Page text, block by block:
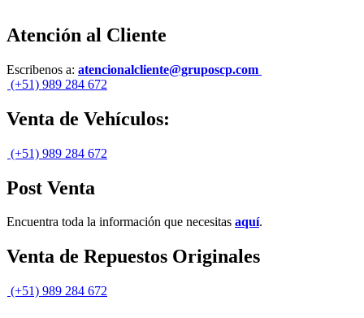
Atención al Cliente
Escribenos a: atencionalcliente@gruposcp.com
(+51) 989 284 672
Venta de Vehículos:
(+51) 989 284 672
Post Venta
Encuentra toda la información que necesitas aquí.
Venta de Repuestos Originales
(+51) 989 284 672